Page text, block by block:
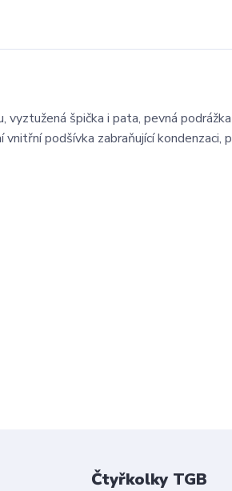
špička i pata, pevná
podšívka zabraňující kondenzaci,
Čtyřkolky TGB